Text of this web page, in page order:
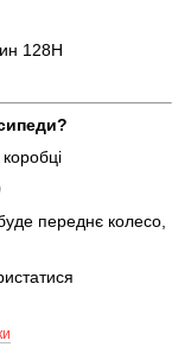
128Н
переднє колесо,